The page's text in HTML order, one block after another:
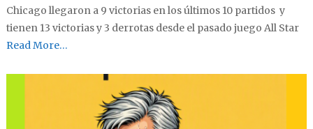
Chicago llegaron a 9 victorias en los últimos 10 partidos y
tienen 13 victorias y 3 derrotas desde el pasado juego All Star
Read More…